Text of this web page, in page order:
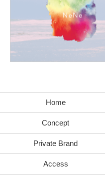
Home
Concept
Private Brand
Access